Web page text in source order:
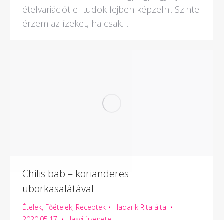
ételvariációt el tudok fejben képzelni. Szinte
érzem az ízeket, ha csak…
Chilis bab – korianderes
uborkasalátával
Ételek, Főételek, Receptek Hadarik Rita által